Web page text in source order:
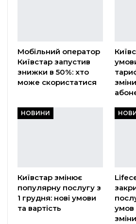
Мобільний оператор
Київстар запустив
знижки в 50%: хто
може скористатися
НОВИНИ
Київстар змінює
популярну послугу з
1 грудня: нові умови
та вартість
умов